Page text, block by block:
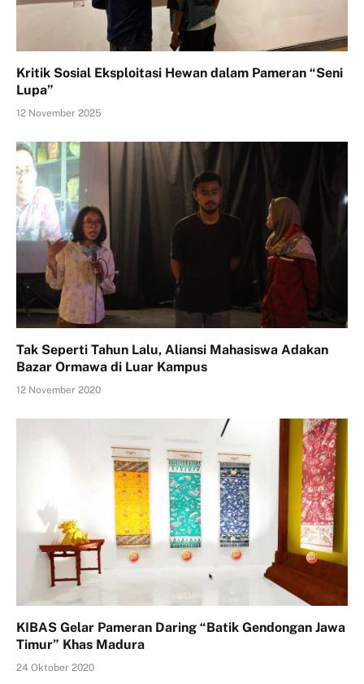
Kritik Sosial Eksploitasi Hewan dalam Pameran “Seni
Lupa”
12 November 2025
Tak Seperti Tahun Lalu, Aliansi Mahasiswa Adakan
Bazar Ormawa di Luar Kampus
12 November 2020
KIBAS Gelar Pameran Daring “Batik Gendongan Jawa
Timur” Khas Madura
24 Oktober 2020